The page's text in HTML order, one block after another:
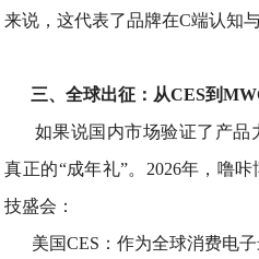
来说，这代表了品牌在C端认知
三、全球出征：从CES到
如果说国内市场验证了产品
真正的“成年礼”。2026年，噜
技盛会：
美国CES：作为全球消费电